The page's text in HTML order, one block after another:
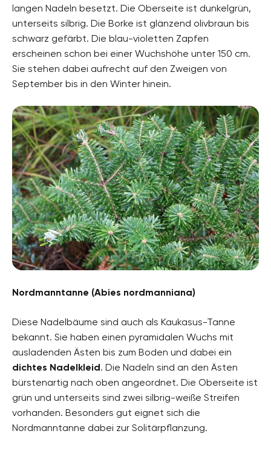
langen Nadeln besetzt. Die Oberseite ist dunkelgrün,
unterseits silbrig. Die Borke ist glänzend olivbraun bis
schwarz gefärbt. Die blau-violetten Zapfen
erscheinen schon bei einer Wuchshöhe unter 150 cm.
Sie stehen dabei aufrecht auf den Zweigen von
September bis in den Winter hinein.
Nordmanntanne (Abies nordmanniana)
Diese Nadelbäume sind auch als Kaukasus-Tanne
bekannt. Sie haben einen pyramidalen Wuchs mit
ausladenden Ästen bis zum Boden und dabei ein
dichtes Nadelkleid. Die Nadeln sind an den Ästen
bürstenartig nach oben angeordnet. Die Oberseite ist
grün und unterseits sind zwei silbrig-weiße Streifen
vorhanden. Besonders gut eignet sich die
Nordmanntanne dabei zur Solitärpflanzung.